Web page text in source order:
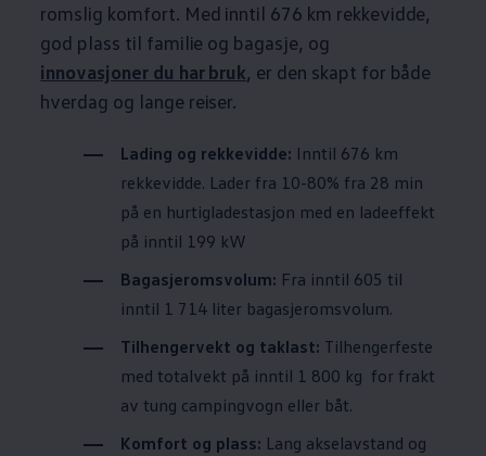
romslig komfort. Med inntil 676 km rekkevidde,
god plass til familie og bagasje, og
innovasjoner du har bruk, er den skapt for både
hverdag og lange reiser.
Lading og rekkevidde: Inntil 676 km
rekkevidde. Lader fra 10-80% fra 28 min
på en hurtigladestasjon med en ladeeffekt
på inntil 199 kW
Bagasjeromsvolum: Fra inntil 605 til
inntil 1 714 liter bagasjeromsvolum.
Tilhengervekt og taklast: Tilhengerfeste
med totalvekt på inntil 1 800 kg for frakt
av tung campingvogn eller båt.
Komfort og plass: Lang akselavstand og